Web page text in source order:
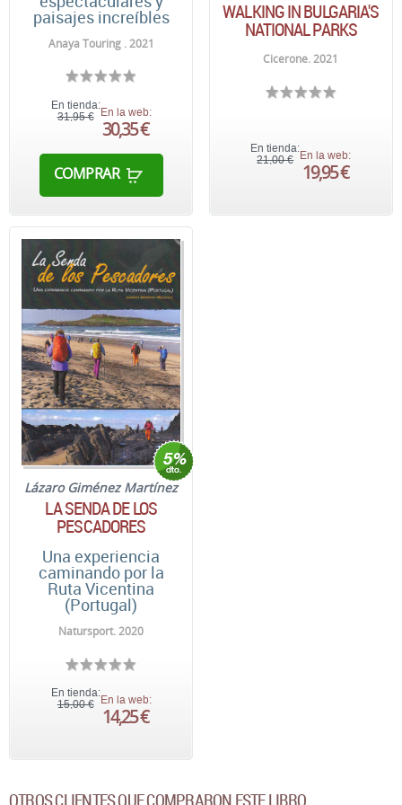
paisajes increíbles
Anaya Touring . 2021
En tienda:
31,95 € En la web:
30,35 €
COMPRAR
WALKING IN BULGARIA'S
NATIONAL PARKS
Cicerone. 2021
En tienda:
21,00 € En la web:
19,95 €
Lázaro Giménez Martínez
LA SENDA DE LOS
PESCADORES
Una experiencia
caminando por la
Ruta Vicentina
(Portugal)
Natursport. 2020
En tienda:
15,00 € En la web:
14,25 €